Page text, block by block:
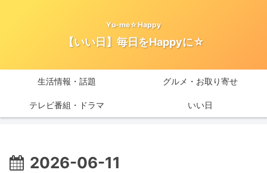
Yu-me☆Happy
【いい日】毎日をHappyに☆
生活情報・話題 グルメ・お取り寄せ
テレビ番組・ドラマ いい日
2026-06-11